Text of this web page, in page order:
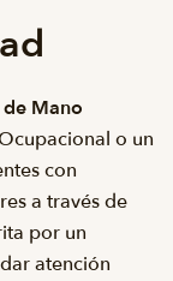
Mano
o un
con
a través de
por un
atención